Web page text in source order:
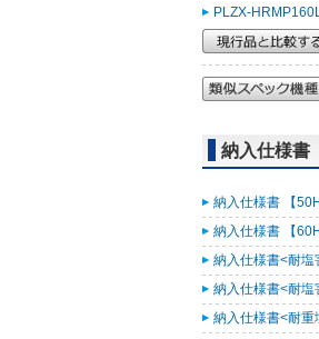
PLZX-
納入仕様書
納入仕様書 【
納入仕様書 【
納入仕様書<耐
納入仕様書<耐
納入仕様書<耐